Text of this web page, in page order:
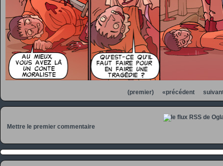
(premier) «précédent
Mettre le premier commentaire